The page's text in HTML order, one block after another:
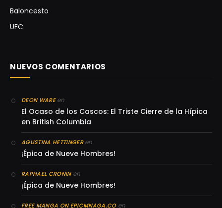
Baloncesto
UFC
NUEVOS COMENTARIOS
DEON WAREen
El Ocaso de los Cascos: El Triste Cierre de la Hípica
en British Columbia
AGUSTINA HETTINGERen
¡Épica de Nueve Hombres!
RAPHAEL CRONINen
¡Épica de Nueve Hombres!
FREE MANGA ON EPICMNAGA.COen